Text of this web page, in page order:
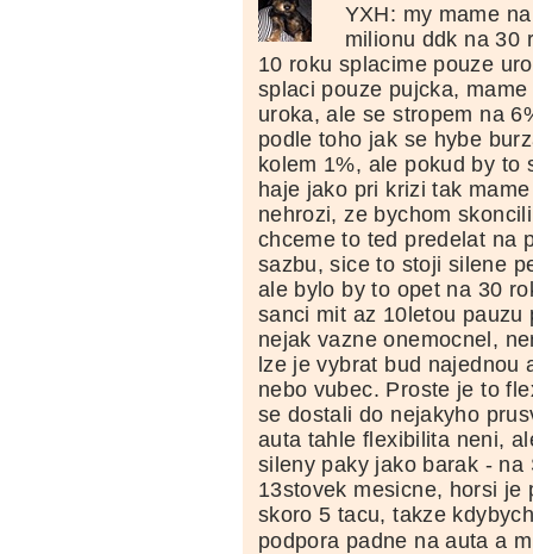
YXH: my mame
milionu ddk na 30
10 roku splacime pouze
splaci pouze pujcka,
uroka, ale se stropem na
podle toho jak se hybe
kolem 1%, ale pokud by to
haje jako pri krizi tak
nehrozi, ze bychom
chceme to ted predelat na
sazbu, sice to stoji silene
ale bylo by to opet na 30
sanci mit az 10letou pauzu
nejak vazne onemocnel,
lze je vybrat bud najednou
nebo vubec. Proste je to
se dostali do nejakyho
auta tahle flexibilita neni,
sileny paky jako barak - na
13stovek mesicne, horsi je
skoro 5 tacu, takze
podpora padne na auta a